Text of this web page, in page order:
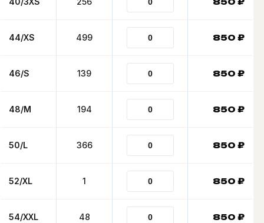
44/XS 499 850 ₽
46/S 139 850 ₽
48/M 194 850 ₽
50/L 366 850 ₽
52/XL 1 850 ₽
54/XXL 48 850 ₽